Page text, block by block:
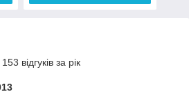
відгуків за рік